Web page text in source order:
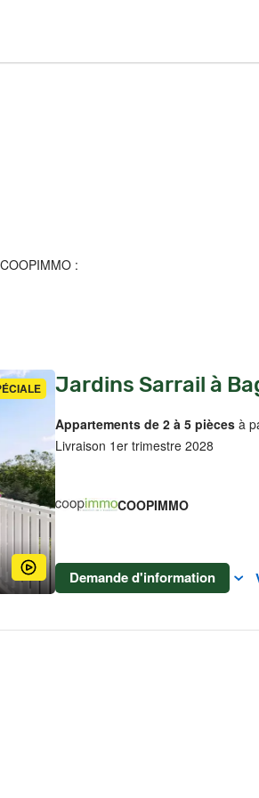
:
Jardins Sarrail à
Appartements de 2 à 5 piècesà
Livraison 1er trimestre 2028
COOPIMMO
Demande d'information